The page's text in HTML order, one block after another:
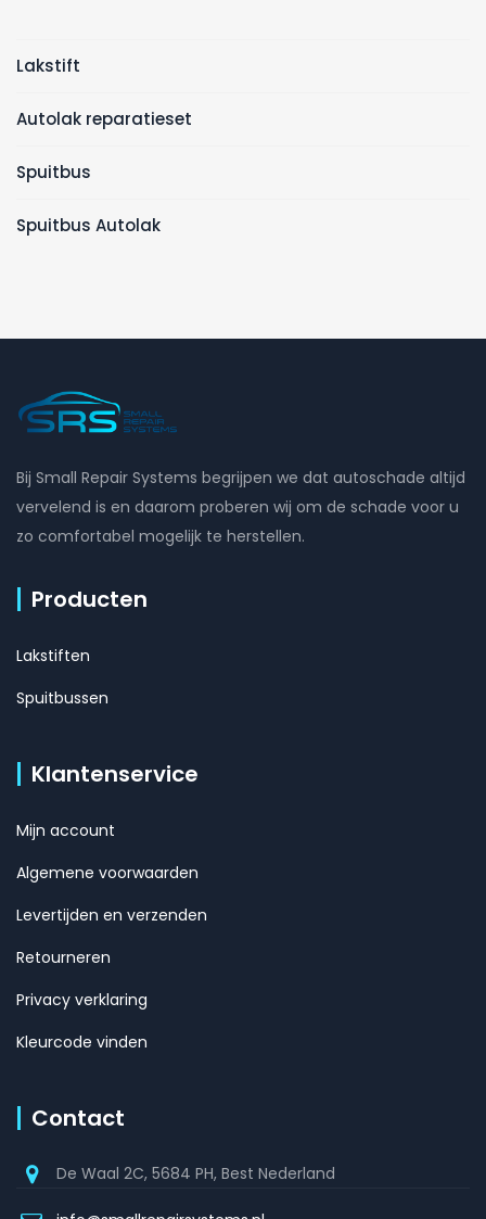
Lakstift
Autolak reparatieset
Spuitbus
Spuitbus Autolak
Bij Small Repair Systems begrijpen we dat autoschade altijd
vervelend is en daarom proberen wij om de schade voor u
zo comfortabel mogelijk te herstellen.
Producten
Lakstiften
Spuitbussen
Klantenservice
Mijn account
Algemene voorwaarden
Levertijden en verzenden
Retourneren
Privacy verklaring
Kleurcode vinden
Contact
De Waal 2C, 5684 PH, Best Nederland